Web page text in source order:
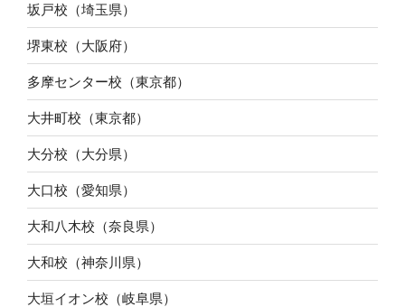
坂戸校（埼玉県）
堺東校（大阪府）
多摩センター校（東京都）
大井町校（東京都）
大分校（大分県）
大口校（愛知県）
大和八木校（奈良県）
大和校（神奈川県）
大垣イオン校（岐阜県）